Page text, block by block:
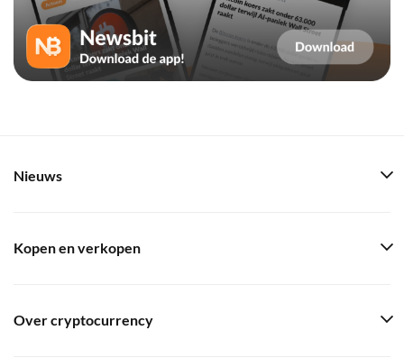
Nieuws
Kopen en verkopen
Over cryptocurrency